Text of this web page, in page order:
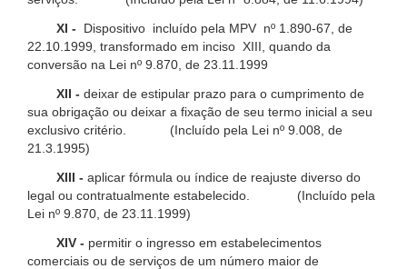
XI -
Dispositivo incluído pela MPV nº 1.890-67, de
22.10.1999, transformado em inciso XIII, quando da
conversão na Lei nº 9.870, de 23.11.1999
XII - deixar de estipular prazo para o cumprimento de
sua obrigação ou deixar a fixação de seu termo inicial a seu
exclusivo critério. (Incluído pela Lei nº 9.008, de
21.3.1995)
XIII - aplicar fórmula ou índice de reajuste diverso do
legal ou contratualmente estabelecido. (Incluído pela
Lei nº 9.870, de 23.11.1999)
XIV - permitir o ingresso em estabelecimentos
comerciais ou de serviços de um número maior de